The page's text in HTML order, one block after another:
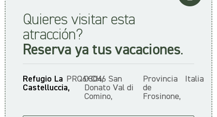
Quieres visitar esta
atracción?
Reserva ya tus vacaciones.
Refugio La
Castelluccia,
PRQ6+CH,
03046 San
Donato Val di
Comino,
Provincia
de
Frosinone,
Italia